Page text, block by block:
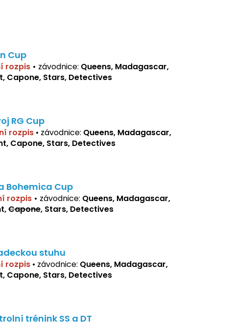
Cup
rozpis • závodnice: Queens, Madagascar,
Capone, Stars, Detectives
RG Cup
rozpis • závodnice: Queens, Madagascar,
Capone, Stars, Detectives
Bohemica Cup
rozpis • závodnice: Queens, Madagascar,
Capone, Stars, Detectives
stuhu
rozpis • závodnice: Queens, Madagascar,
Capone, Stars, Detectives
trénink SS a DT